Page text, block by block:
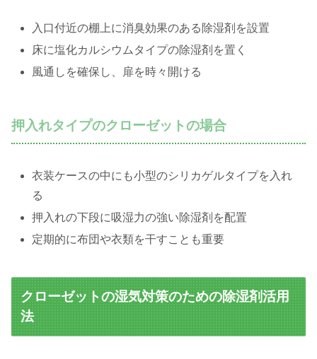
入口付近の棚上に消臭効果のある除湿剤を設置
床に塩化カルシウムタイプの除湿剤を置く
風通しを確保し、扉を時々開ける
押入れタイプのクローゼットの場合
衣装ケースの中にも小型のシリカゲルタイプを入れ
る
押入れの下段に吸湿力の強い除湿剤を配置
定期的に布団や衣類を干すことも重要
クローゼットの湿気対策のための除湿剤活用
法